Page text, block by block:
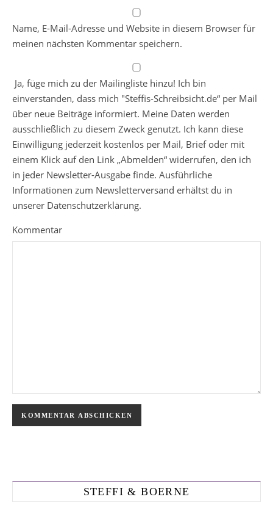
Name, E-Mail-Adresse und Website in diesem Browser für
meinen nächsten Kommentar speichern.
Ja, füge mich zu der Mailingliste hinzu! Ich bin
einverstanden, dass mich "Steffis-Schreibsicht.de“ per Mail
über neue Beiträge informiert. Meine Daten werden
ausschließlich zu diesem Zweck genutzt. Ich kann diese
Einwilligung jederzeit kostenlos per Mail, Brief oder mit
einem Klick auf den Link „Abmelden“ widerrufen, den ich
in jeder Newsletter-Ausgabe finde. Ausführliche
Informationen zum Newsletterversand erhältst du in
unserer Datenschutzerklärung.
Kommentar
STEFFI & BOERNE